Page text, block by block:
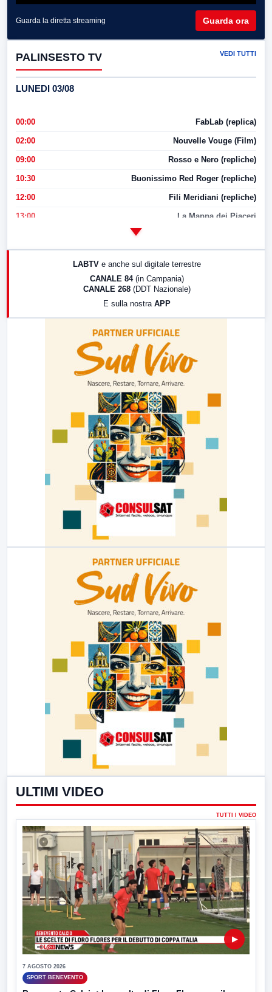
Guarda la diretta streaming Guarda ora
PALINSESTO TV VEDI TUTTI
LUNEDI 03/08
00:00 FabLab (replica)
02:00 Nouvelle Vouge (Film)
09:00 Rosso e Nero (repliche)
10:30 Buonissimo Red Roger (repliche)
12:00 Fili Meridiani (repliche)
13:00 La Mappa dei Piaceri
LABTV e anche sul digitale terrestre
CANALE 84 (in Campania)
CANALE 268 (DDT Nazionale)
E sulla nostra APP
ULTIMI VIDEO
TUTTI I VIDEO
▶
7 AGOSTO 2026
SPORT BENEVENTO